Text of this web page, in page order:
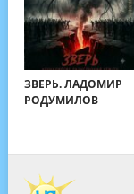
ЗВЕРЬ. ЛАДОМИР
РОДУМИЛОВ